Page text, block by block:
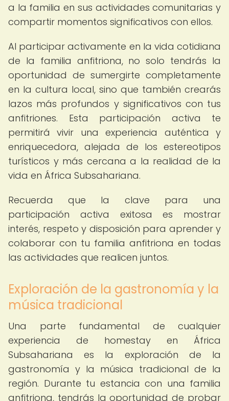
a la familia en sus actividades comunitarias y
compartir momentos significativos con ellos.
Al participar activamente en la vida cotidiana
de la familia anfitriona, no solo tendrás la
oportunidad de sumergirte completamente
en la cultura local, sino que también crearás
lazos más profundos y significativos con tus
anfitriones. Esta participación activa te
permitirá vivir una experiencia auténtica y
enriquecedora, alejada de los estereotipos
turísticos y más cercana a la realidad de la
vida en África Subsahariana.
Recuerda que la clave para una
participación activa exitosa es mostrar
interés, respeto y disposición para aprender y
colaborar con tu familia anfitriona en todas
las actividades que realicen juntos.
Exploración de la gastronomía y la
música tradicional
Una parte fundamental de cualquier
experiencia de homestay en África
Subsahariana es la exploración de la
gastronomía y la música tradicional de la
región. Durante tu estancia con una familia
anfitriona, tendrás la oportunidad de probar